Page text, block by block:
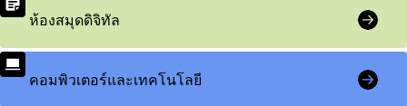
ห้องสมุดดิจิทัล
คอมพิวเตอร์และเทคโนโลยี